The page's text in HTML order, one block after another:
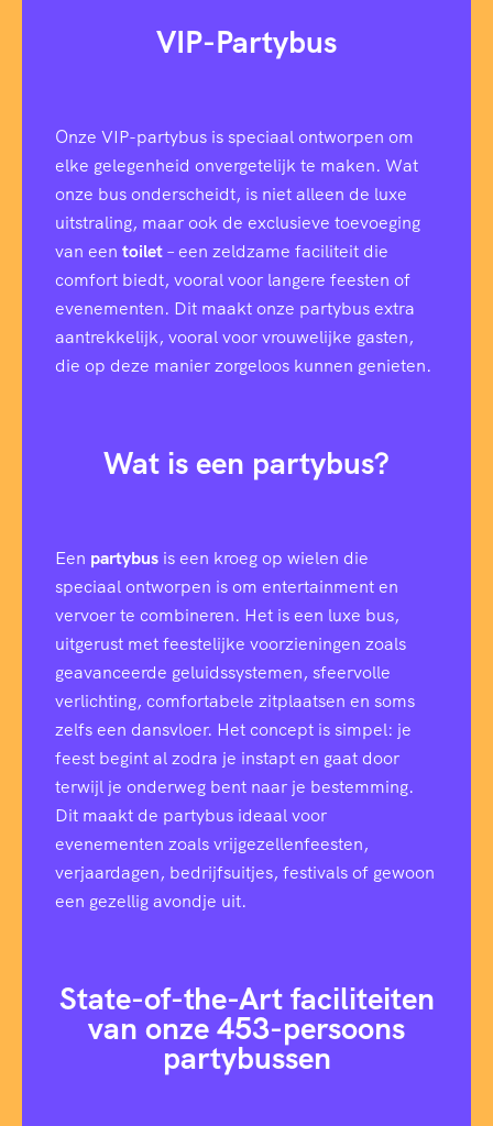
VIP-Partybus
Onze VIP-partybus is speciaal ontworpen om
elke gelegenheid onvergetelijk te maken. Wat
onze bus onderscheidt, is niet alleen de luxe
uitstraling, maar ook de exclusieve toevoeging
van een toilet– een zeldzame faciliteit die
comfort biedt, vooral voor langere feesten of
evenementen. Dit maakt onze partybus extra
aantrekkelijk, vooral voor vrouwelijke gasten,
die op deze manier zorgeloos kunnen genieten.
Wat is een partybus?
Een partybus is een kroeg op wielen die
speciaal ontworpen is om entertainment en
vervoer te combineren. Het is een luxe bus,
uitgerust met feestelijke voorzieningen zoals
geavanceerde geluidssystemen, sfeervolle
verlichting, comfortabele zitplaatsen en soms
zelfs een dansvloer. Het concept is simpel: je
feest begint al zodra je instapt en gaat door
terwijl je onderweg bent naar je bestemming.
Dit maakt de partybus ideaal voor
evenementen zoals vrijgezellenfeesten,
verjaardagen, bedrijfsuitjes, festivals of gewoon
een gezellig avondje uit.
State-of-the-Art faciliteiten
van onze 453-persoons
partybussen